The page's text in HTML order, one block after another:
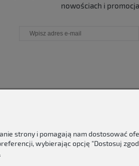
nowościach i
strony i pomagają nam dostosować
wybierając opcję "Dostosuj